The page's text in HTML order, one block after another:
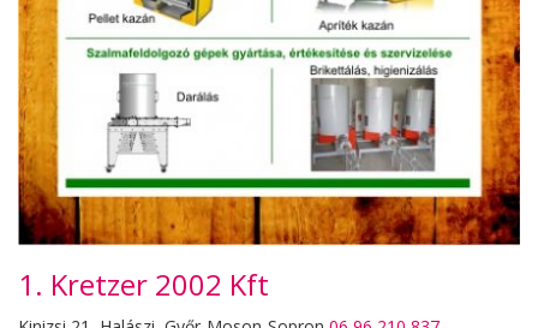
1. Kretzer 2002 Kft